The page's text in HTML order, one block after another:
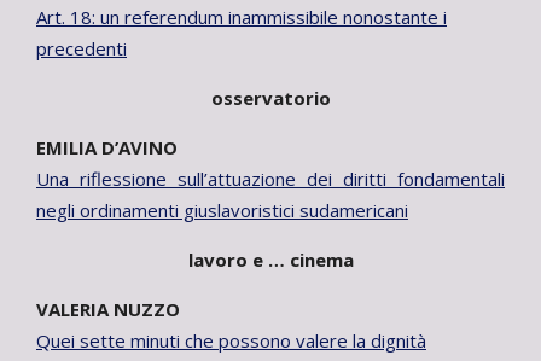
Art. 18: un referendum inammissibile nonostante i
precedenti
osservatorio
EMILIA D’AVINO
Una riflessione sull’attuazione dei diritti fondamentali
negli ordinamenti giuslavoristici sudamericani
lavoro e … cinema
VALERIA NUZZO
Quei sette minuti che possono valere la dignità